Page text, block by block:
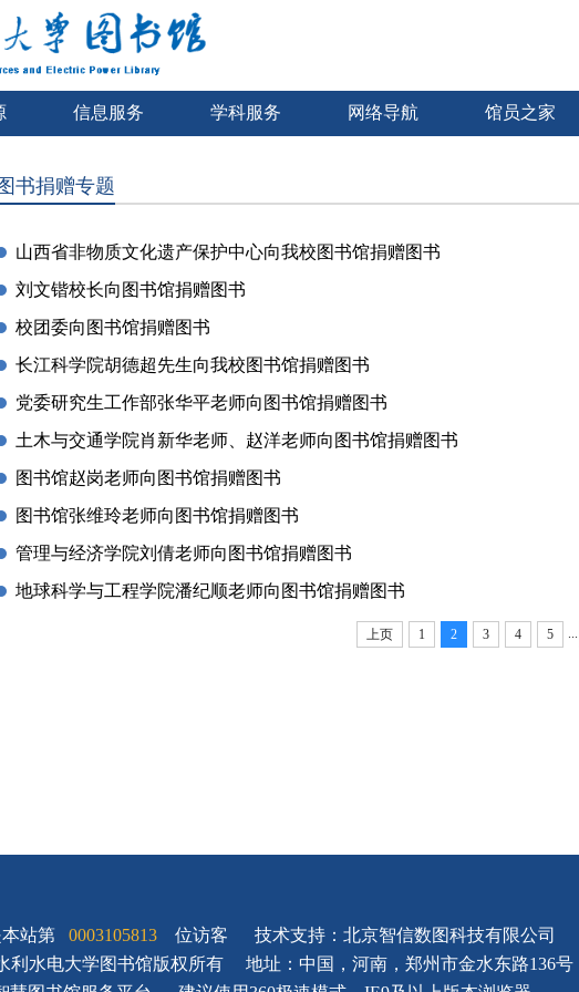
信息服务 学科服务 网络导航 馆员之家
图书捐赠专题
山西省非物质文化遗产保护中心向我校图书馆捐赠图书
刘文锴校长向图书馆捐赠图书
校团委向图书馆捐赠图书
长江科学院胡德超先生向我校图书馆捐赠图书
党委研究生工作部张华平老师向图书馆捐赠图书
土木与交通学院肖新华老师、赵洋老师向图书馆捐赠图书
图书馆赵岗老师向图书馆捐赠图书
图书馆张维玲老师向图书馆捐赠图书
管理与经济学院刘倩老师向图书馆捐赠图书
地球科学与工程学院潘纪顺老师向图书馆捐赠图书
上页 1 2 3 4 5
站第 0003105813 位访客
技术支持：北京智信数图科技有限公司
利水电大学图书馆版权所有
地址：中国，河南，郑州市金水东路136号